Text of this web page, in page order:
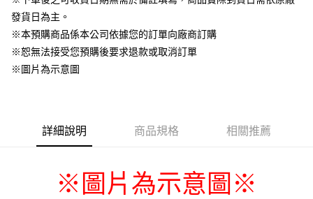
全家取貨付款
每筆NT$65，滿NT$1,300(含以上)免運費
付款後全家取貨
每筆NT$65，滿NT$1,300(含以上)免運費
7-11取貨付款
付款後7-11取貨
發貨日為主。
※本預購商品係本公司依據您的訂單向廠商訂購
※恕無法接受您預購後要求退款或取消訂單
※圖片為示意圖
詳細說明 商品規格 相關推薦
※ 圖片為示意圖 ※